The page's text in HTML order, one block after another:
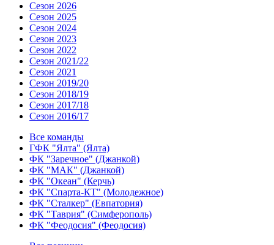
Сезон 2026
Сезон 2025
Сезон 2024
Сезон 2023
Сезон 2022
Сезон 2021/22
Сезон 2021
Сезон 2019/20
Сезон 2018/19
Сезон 2017/18
Сезон 2016/17
Все команды
ГФК "Ялта" (Ялта)
ФК "Заречное" (Джанкой)
ФК "МАК" (Джанкой)
ФК "Океан" (Керчь)
ФК "Спарта-КТ" (Молодежное)
ФК "Сталкер" (Евпатория)
ФК "Таврия" (Симферополь)
ФК "Феодосия" (Феодосия)